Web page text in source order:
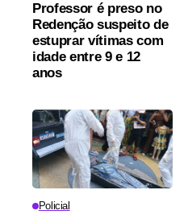
Professor é preso no
Redenção suspeito de
estuprar vítimas com
idade entre 9 e 12
anos
Policial